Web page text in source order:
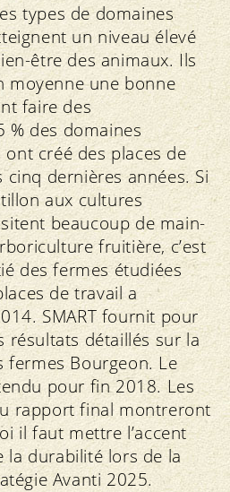
types de domaines
un niveau élevé
être des animaux. Ils
moyenne une bonne
faire des
% des domaines
créé des places de
dernières années. Si
aux cultures
beaucoup de main-
fruitière, c’est
des fermes étudiées
de travail a
SMART fournit pour
résultats détaillés sur la
fermes Bourgeon. Le
pour fin 2018. Les
rapport final montreront
il faut mettre l’accent
la durabilité lors de la
Avanti 2025.